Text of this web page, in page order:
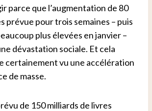
parce que l’augmentation de 80
prévue pour trois semaines – puis
plus élevées en janvier –
dévastation sociale. Et cela
certainement vu une accélération
de masse.
de 150 milliards de livres